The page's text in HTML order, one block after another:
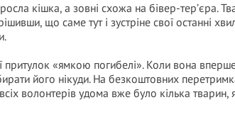
кішка, а зовні схожа на бівер-тер’єра.
що саме тут і зустріне свої останні
притулок «ямкою погибелі». Коли вона
його нікуди. На безкоштовних
волонтерів удома вже було кілька тварин,